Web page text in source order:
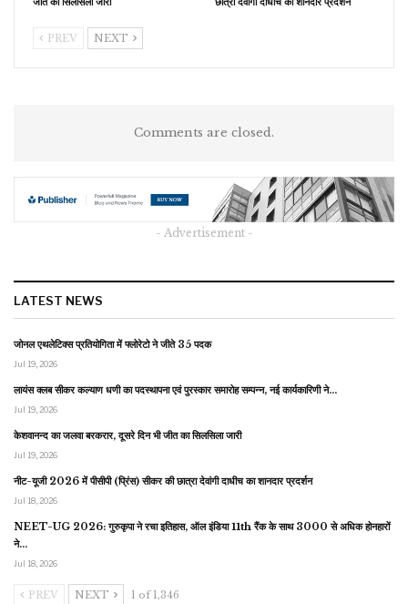
PREV NEXT
Comments are closed.
- Advertisement -
LATEST NEWS
जोनल एथलेटिक्स प्रतियोगिता में फ्लोरेटो ने जीते 35 पदक
Jul 19, 2026
लायंस क्लब सीकर कल्याण धणी का पदस्थापना एवं पुरस्कार समारोह सम्पन्न, नई कार्यकारिणी ने…
Jul 19, 2026
केशवानन्द का जलवा बरकरार, दूसरे दिन भी जीत का सिलसिला जारी
Jul 19, 2026
नीट-यूजी 2026 में पीसीपी (प्रिंस) सीकर की छात्रा देवांगी दाधीच का शानदार प्रदर्शन
Jul 18, 2026
NEET-UG 2026: गुरुकृपा ने रचा इतिहास, ऑल इंडिया 11th रैंक के साथ 3000 से अधिक होनहारों
ने…
Jul 18, 2026
PREV NEXT 1 of 1,346